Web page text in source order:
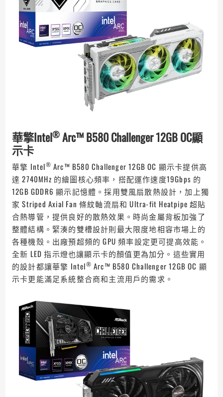
華擎Intel® Arc™ B580 Challenger 12GB OC顯
示卡
華擎 Intel® Arc™ B580 Challenger 12GB OC 顯示卡提供高
達 2740MHz 的繪圖核心頻率，搭配運作速度19Gbps 的
12GB GDDR6 顯示記憶體。採用雙風扇散熱設計，加上獨
家 Striped Axial Fan 條紋軸流扇和 Ultra-fit Heatpipe 超貼
合熱導管，提供良好的散熱效果。時尚金屬背板加強了
整體結構。緊湊的雙槽設計則最大限度地相容市場上的
各種機殼。出廠預超頻的 GPU 頻率設定更可提高效能。
全新 LED 指示燈也讓顯示卡的顏值更為加分。這些實用
的設計都讓華擎 Intel® Arc™ B580 Challenger 12GB OC 顯
示卡更能滿足系統整合商和主流用戶的需求。